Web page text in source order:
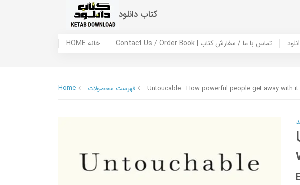
کتاب دانلود
HOME خانه Contact Us / Order Book | تماس با ما / سفارش کتاب
Home فهرست محصولات Untoucable : How powerful people get away with it